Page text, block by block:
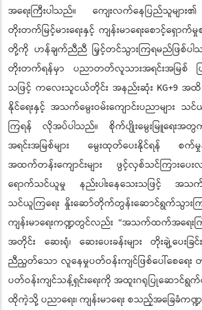
အရေးကြီးပါသည်။ ကျေးလက်နေပြည်သူမျာ
တိုးတက်မြင့်မားရေးနှင့် ကျန်းမာရေးစောင့်ရှောက်
တို့ကို ဟန်ချက်ညီညီ မြှင့်တင်သွားကြရမည်ဖြစ်ပါ
တိုးတက်ရန်မှာ ပညာတတ်လူသားအရင်းအမြစ်
သဖြင့် ကလေးသူငယ်တိုင်း အနည်းဆုံး KG+9 အထိ
နိုင်ရေးနှင့် အသက်မွေးဝမ်းကျောင်းပညာများ သင်
ကြရန် လိုအပ်ပါသည်။ စိုက်ပျိုးမွေးမြူရေ
အရင်းအမြစ်များ မွေးထုတ်ပေးနိုင်ရန် စက်မှု
အထက်တန်းကျောင်းများ ဖွင့်လှစ်သင်ကြား
ရောက်သင်ယူမှု နည်းပါးနေသေးသဖြင့် အသက်မွေ
သင်ယူကြရေး နှိုးဆော်တိုက်တွန်းဆောင်ရွက်သွား
ကျန်းမာရေးကဏ္ဍတွင်လည်း “အသက်ထက်အရေး
အတိုင်း ဆေးရုံ၊ ဆေးပေးခန်းများ တိုးချဲ့ပေးခ
ညီညွတ်သော လူနေမှုပတ်ဝန်းကျင်ဖြစ်ပေါ်စေရေး
ပတ်ဝန်းကျင်သန့်ရှင်းရေးကို အထူးဂရုပြုဆောင်ရွက်
ထိုကဲ့သို့ ပညာရေး၊ ကျန်းမာရေး စသည့်အခြေခံက